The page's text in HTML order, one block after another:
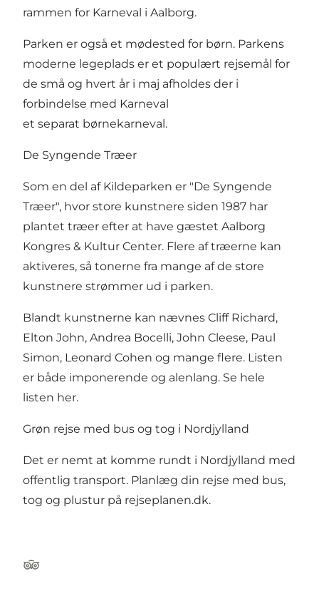
rammen for Karneval i Aalborg.
Parken er også et mødested for børn. Parkens
moderne legeplads er et populært rejsemål for
de små og hvert år i maj afholdes der i
forbindelse med Karneval
et separat børnekarneval.
De Syngende Træer
Som en del af Kildeparken er "De Syngende
Træer", hvor store kunstnere siden 1987 har
plantet træer efter at have gæstet Aalborg
Kongres & Kultur Center. Flere af træerne kan
aktiveres, så tonerne fra mange af de store
kunstnere strømmer ud i parken.
Blandt kunstnerne kan nævnes Cliff Richard,
Elton John, Andrea Bocelli, John Cleese, Paul
Simon, Leonard Cohen og mange flere. Listen
er både imponerende og alenlang. Se hele
listen her.
Grøn rejse med bus og tog i Nordjylland
Det er nemt at komme rundt i Nordjylland med
offentlig transport. Planlæg din rejse med bus,
tog og plustur på rejseplanen.dk.
Tripadvisor